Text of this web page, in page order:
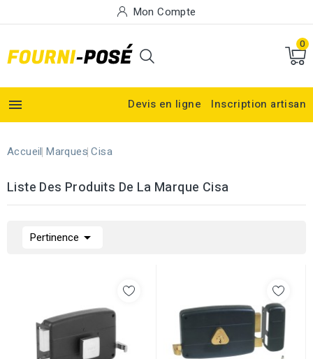
Mon Compte
0
 Devis en ligne Inscription artisan
Accueil Marques Cisa
Liste Des Produits De La Marque Cisa
Pertinence 